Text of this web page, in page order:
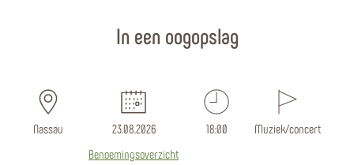
In een oogopslag
Nassau
23.08.2026
Benoemingsoverzicht
18:00 Muziek/concert